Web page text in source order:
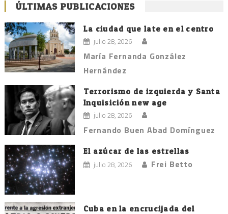
ÚLTIMAS PUBLICACIONES
La ciudad que late en el centro
julio 28, 2026
María Fernanda González
Hernández
Terrorismo de izquierda y Santa
Inquisición new age
julio 28, 2026
Fernando Buen Abad Domínguez
El azúcar de las estrellas
julio 28, 2026 Frei Betto
Cuba en la encrucijada del